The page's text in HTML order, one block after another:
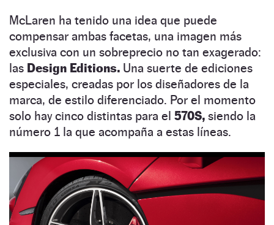
McLaren ha tenido una idea que puede
compensar ambas facetas, una imagen más
exclusiva con un sobreprecio no tan exagerado:
las Design Editions. Una suerte de ediciones
especiales, creadas por los diseñadores de la
marca, de estilo diferenciado. Por el momento
solo hay cinco distintas para el 570S, siendo la
número 1 la que acompaña a estas líneas.